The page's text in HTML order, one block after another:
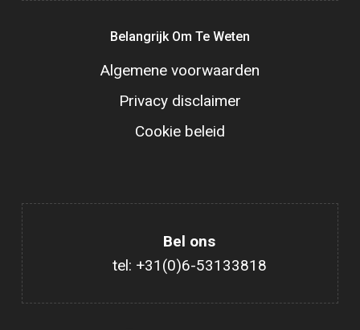
Belangrijk Om Te Weten
Algemene voorwaarden
Privacy disclaimer
Cookie beleid
Bel ons
tel: +31(0)6-53133818